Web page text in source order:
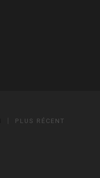
PLUS RÉCENT